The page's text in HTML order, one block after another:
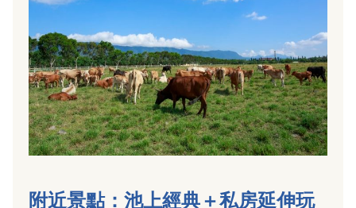
附近景點：池上經典＋私房延伸玩